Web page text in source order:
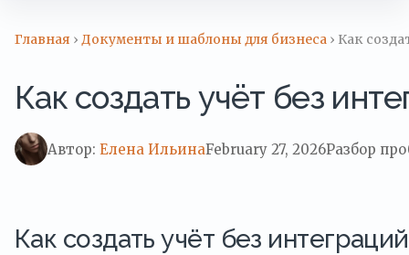
Главная › Документы и шаблоны для бизнеса › Как
Как создать учёт без
Автор: Елена ИльинаFebruary 27, 2026Разбор
Как создать учёт без интеграций